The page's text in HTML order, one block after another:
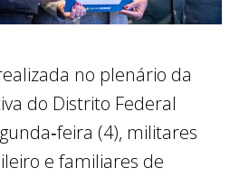
no plenário da
do Distrito Federal
(4), militares
e familiares de